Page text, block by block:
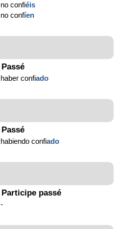
no confiéis
no confíen
Passé
haber confiado
Passé
habiendo confiado
Participe passé
-